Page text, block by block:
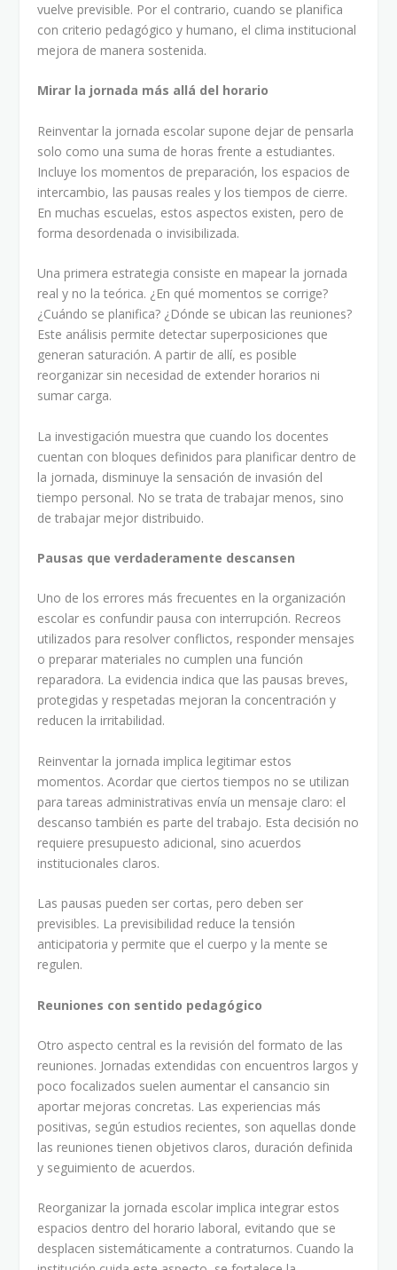
vuelve previsible. Por el contrario, cuando se planifica
con criterio pedagógico y humano, el clima institucional
mejora de manera sostenida.
Mirar la jornada más allá del horario
Reinventar la jornada escolar supone dejar de pensarla
solo como una suma de horas frente a estudiantes.
Incluye los momentos de preparación, los espacios de
intercambio, las pausas reales y los tiempos de cierre.
En muchas escuelas, estos aspectos existen, pero de
forma desordenada o invisibilizada.
Una primera estrategia consiste en mapear la jornada
real y no la teórica. ¿En qué momentos se corrige?
¿Cuándo se planifica? ¿Dónde se ubican las reuniones?
Este análisis permite detectar superposiciones que
generan saturación. A partir de allí, es posible
reorganizar sin necesidad de extender horarios ni
sumar carga.
La investigación muestra que cuando los docentes
cuentan con bloques definidos para planificar dentro de
la jornada, disminuye la sensación de invasión del
tiempo personal. No se trata de trabajar menos, sino
de trabajar mejor distribuido.
Pausas que verdaderamente descansen
Uno de los errores más frecuentes en la organización
escolar es confundir pausa con interrupción. Recreos
utilizados para resolver conflictos, responder mensajes
o preparar materiales no cumplen una función
reparadora. La evidencia indica que las pausas breves,
protegidas y respetadas mejoran la concentración y
reducen la irritabilidad.
Reinventar la jornada implica legitimar estos
momentos. Acordar que ciertos tiempos no se utilizan
para tareas administrativas envía un mensaje claro: el
descanso también es parte del trabajo. Esta decisión no
requiere presupuesto adicional, sino acuerdos
institucionales claros.
Las pausas pueden ser cortas, pero deben ser
previsibles. La previsibilidad reduce la tensión
anticipatoria y permite que el cuerpo y la mente se
regulen.
Reuniones con sentido pedagógico
Otro aspecto central es la revisión del formato de las
reuniones. Jornadas extendidas con encuentros largos y
poco focalizados suelen aumentar el cansancio sin
aportar mejoras concretas. Las experiencias más
positivas, según estudios recientes, son aquellas donde
las reuniones tienen objetivos claros, duración definida
y seguimiento de acuerdos.
Reorganizar la jornada escolar implica integrar estos
espacios dentro del horario laboral, evitando que se
desplacen sistemáticamente a contraturnos. Cuando la